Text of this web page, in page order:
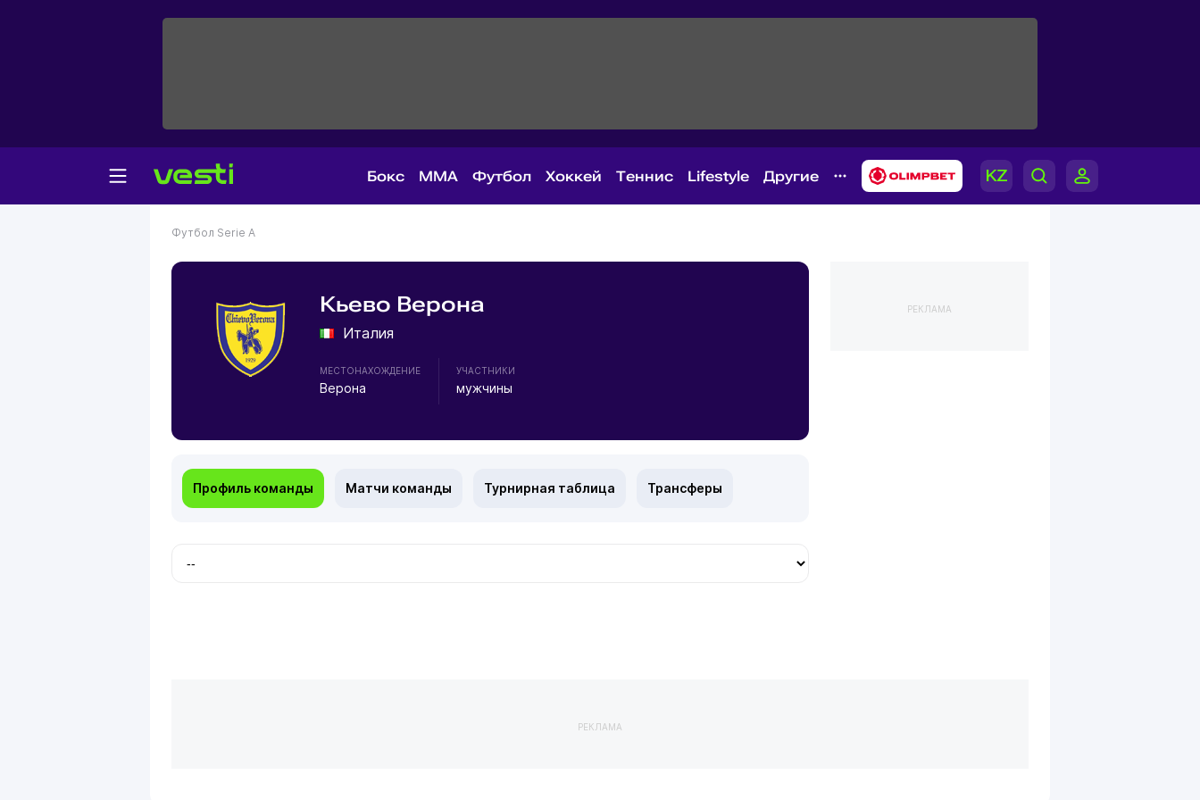
Бокс MMA Футбол Хоккей Теннис Lifestyle Другие
Футбол Serie A
Кьево Верона
Италия
МЕСТОНАХОЖДЕНИЕ
Верона
УЧАСТНИКИ
мужчины
Профиль команды Матчи команды Турнирная таблица Трансферы
РЕКЛАМА
РЕКЛАМА